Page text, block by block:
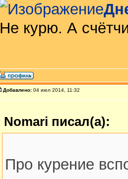
Не курю. А
Добавлено: 04 июл 2014, 11:32
Nomari писал(а):
Про курение